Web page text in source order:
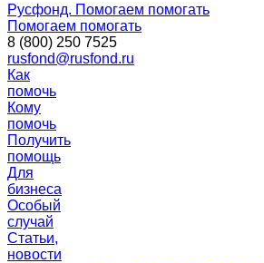
Русфонд. Помогаем помогать
Помогаем помогать
8 (800) 250 7525
rusfond@rusfond.ru
Как
помочь
Кому
помочь
Получить
помощь
Для
бизнеса
Особый
случай
Статьи,
новости